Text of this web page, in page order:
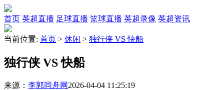
首页 英超直播 足球直播 篮球直播 英超录像 英超资讯
当前位置: 首页 > 休闲 > 独行侠 VS 快船
独行侠 VS 快船
来源： 李郭同舟网 2026-04-04 11:25:19